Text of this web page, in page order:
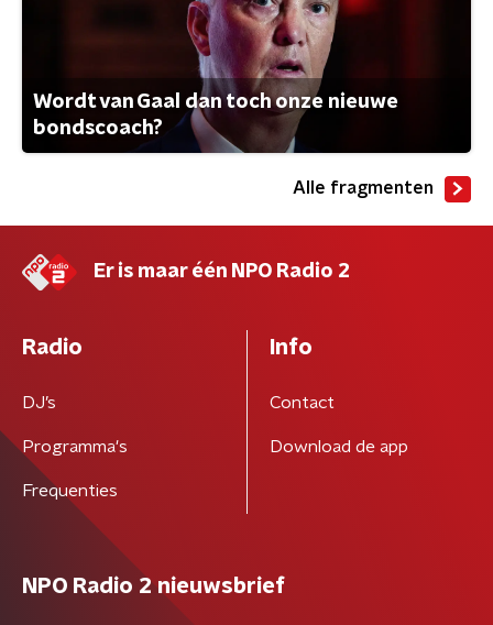
Wordt van Gaal dan toch onze nieuwe
bondscoach?
Alle fragmenten
Er is maar één NPO Radio 2
Radio
DJ’s
Programma's
Frequenties
Info
Contact
Download de app
NPO Radio 2 nieuwsbrief